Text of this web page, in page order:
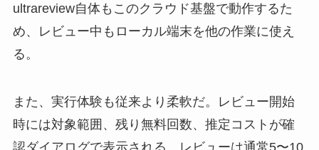
ultrareview自体もこのクラウド基盤で動作するた
め、レビュー中もローカル端末を他の作業に使え
る。
また、実行体験も従来より柔軟だ。レビュー開始
時には対象範囲、残り無料回数、推定コストが確